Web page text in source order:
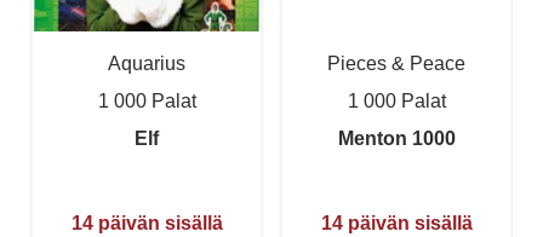
Aquarius
1 000 Palat
Elf
14 päivän sisällä
Pieces & Peace
1 000 Palat
Menton 1000
14 päivän sisällä